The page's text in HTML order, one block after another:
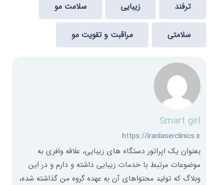
ترفند زیبایی سلامت مو
سلامتی مراقبت و تقویت مو
Smart girl
https://iranlaserclinics.ir
بعنوان یک اپراتور دستگاه های زیبایی، علاقه وافری به
موضوعات مرتبط با خدمات زیبایی داشته و دارم و در این
وبلاگ که تولید محتواهای آن به عهده گروه من گذاشته شده،